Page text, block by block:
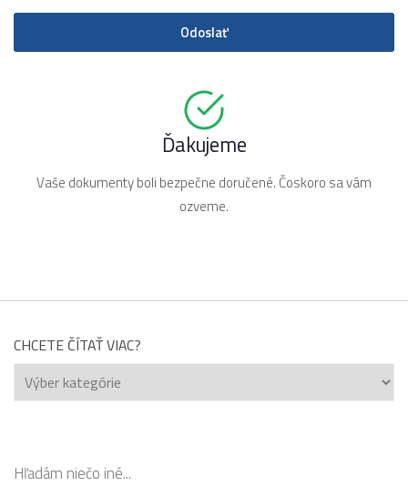
Odoslať
Ďakujeme
Vaše dokumenty boli bezpečne doručené. Čoskoro sa vám
ozveme.
CHCETE ČÍTAŤ VIAC?
Chcete
čítať
Hľadám niečo iné...